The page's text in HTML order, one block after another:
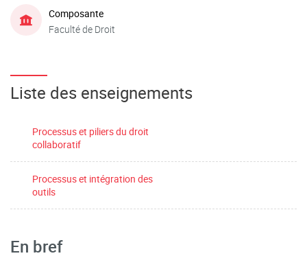
Composante
Faculté de Droit
Liste des enseignements
Processus et piliers du droit
collaboratif
Processus et intégration des
outils
En bref